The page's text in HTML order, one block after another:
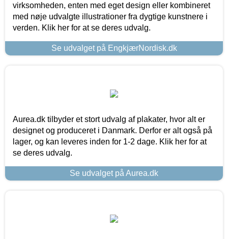
virksomheden, enten med eget design eller kombineret
med nøje udvalgte illustrationer fra dygtige kunstnere i
verden. Klik her for at se deres udvalg.
Se udvalget på EngkjærNordisk.dk
Aurea.dk tilbyder et stort udvalg af plakater, hvor alt er
designet og produceret i Danmark. Derfor er alt også på
lager, og kan leveres inden for 1-2 dage. Klik her for at
se deres udvalg.
Se udvalget på Aurea.dk